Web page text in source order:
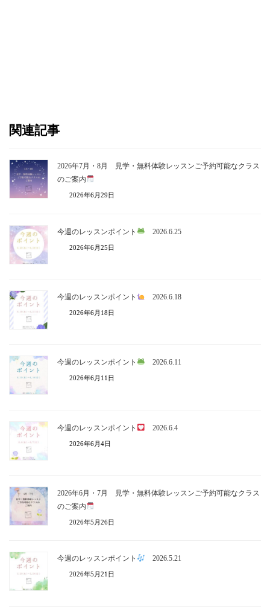
関連記事
2026年7月・8月 見学・無料体験レッスンご予約可能なクラス
のご案内
2026年6月29日
今週のレッスンポイント 2026.6.25
2026年6月25日
今週のレッスンポイント 2026.6.18
2026年6月18日
今週のレッスンポイント 2026.6.11
2026年6月11日
今週のレッスンポイント 2026.6.4
2026年6月4日
2026年6月・7月 見学・無料体験レッスンご予約可能なクラス
のご案内
2026年5月26日
今週のレッスンポイント 2026.5.21
2026年5月21日